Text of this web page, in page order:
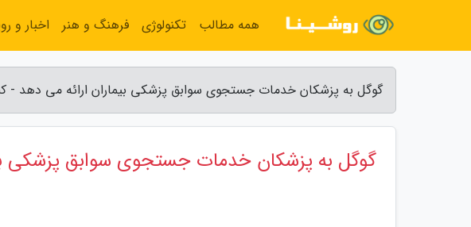
گوگل به پزشکان خدمات جستجوی سوابق پزشکی بیماران ارائه می دهد -
گوگل به پزشکان خدمات جستجوی سوابق پزشکی
همه مطالب تکنولوژی فرهنگ و هنر اخبار و